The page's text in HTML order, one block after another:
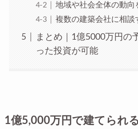
地域や社会全体の動向
複数の建築会社に相談
まとめ｜1億5000万円の
った投資が可能
1億5,000万円で建てられ